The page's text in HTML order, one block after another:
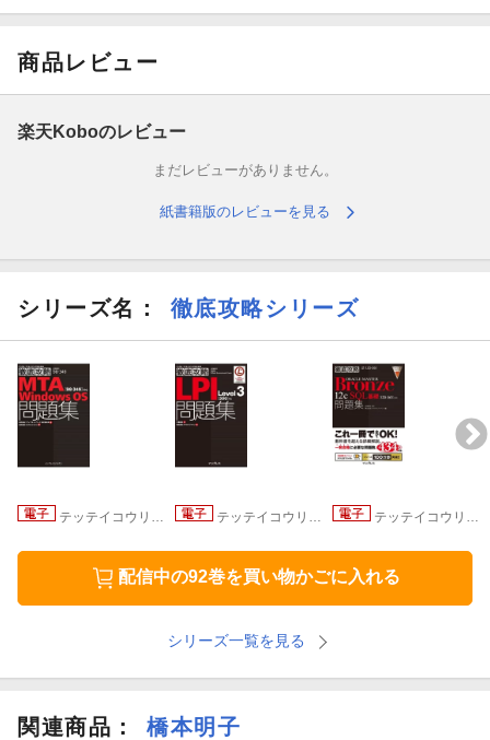
■豊富な問題
各章の章末には演習問題を掲載しているので、知識の定着に役立
試験を体験することで、試験対策の総仕上げが行えます。「わか
Linuxの知識を身に付けるには、コマンドの習得が必須です。とに
かくLinuxに触れることが、コマンドを習得する近道です。本書で
は、Linux学習用環境をダウンロード提供しています（※Mシリー
ズのチップを搭載したMacには対応しておりません）。
商品レビュー
楽天Koboのレビュー
まだレビューがありません。
紙書籍版のレビューを見る
シリーズ名： 徹底攻略シリーズ
テッテイコウリャクシリーズ テッテイコウリャクシリーズ テッテイコウリャクシリーズ
配信中の92巻を買い物かごに入れる
シリーズ一覧を見る
関連商品 ： 橋本明子